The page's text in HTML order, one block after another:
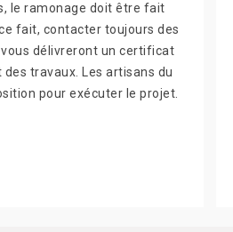
le ramonage doit être fait
fait, contacter toujours des
délivreront un certificat
des travaux. Les artisans du
pour exécuter le projet.